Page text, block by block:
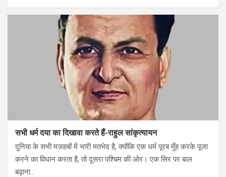
सभी धर्म दया का दिखावा करते हैं-राहुल सांकृत्यायन
दुनिया के सभी मज़हबों में भारी मतभेद है, क्योंकि एक धर्म पूरब मुँह करके पूजा
करने का विधान करता है, तो दूसरा पश्चिम की ओर। एक सिर पर बाल
बढ़ाना…